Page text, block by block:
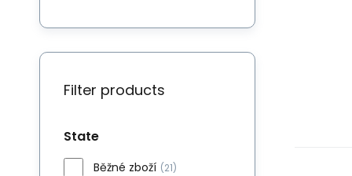
Filter products
State
Běžné zboží (21)